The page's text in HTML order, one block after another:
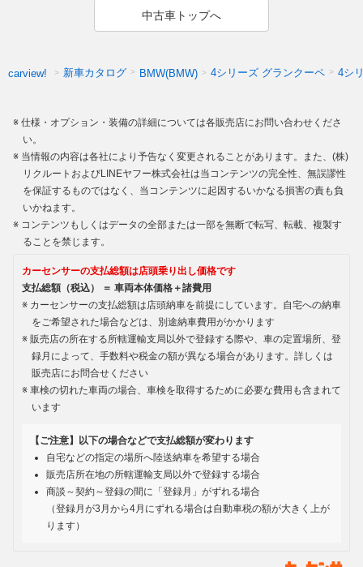
中古車トップへ
carview! 新車カタログ BMW(BMW) 4シリーズ グランクーペ 4シ
仕様・オプション・装備の詳細については各販売店にお問い合わせくださ
い。
当情報の内容は各社により予告なく変更されることがあります。また、(株)
リクルートおよびLINEヤフー株式会社は当コンテンツの完全性、無誤謬性
を保証するものではなく、当コンテンツに起因するいかなる損害の責も負
いかねます。
コンテンツもしくはデータの全部または一部を無断で転写、転載、複製す
ることを禁じます。
カーセンサーの支払総額は店頭乗り出し価格です
支払総額（税込） ＝ 車両本体価格＋諸費用
カーセンサーの支払総額は店頭納車を前提にしています。自宅への納車
をご希望された場合などは、別途納車費用がかかります
販売店の所在する所轄運輸支局以外で登録する際や、車の定置場所、登
録月によって、手数料や税金の額が異なる場合があります。詳しくは
販売店にお問合せください
車検の切れた車両の場合、車検を取得するために必要な費用も含まれて
います
【ご注意】以下の場合などで支払総額が変わります
自宅などの指定の場所へ陸送納車を希望する場合
販売店所在地の所轄運輸支局以外で登録する場合
商談～契約～登録の間に「登録月」がずれる場合
（登録月が3月から4月にずれる場合は自動車税の額が大きく上が
ります）